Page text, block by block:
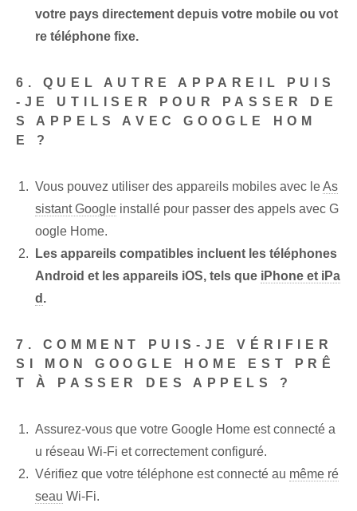
votre pays directement depuis votre mobile ou vot
re téléphone fixe.
6. QUEL AUTRE APPAREIL PUIS
-JE UTILISER POUR PASSER DE
S APPELS AVEC GOOGLE HOM
E ?
Vous pouvez utiliser des appareils mobiles avec leAs
sistant Google installé pour passer des appels avec G
oogle Home.
Les appareils compatibles incluent les téléphones
Android et les appareils iOS, tels que iPhone et iPa
d .
7. COMMENT PUIS-JE VÉRIFIER
SI MON GOOGLE HOME EST PRÊ
T À PASSER DES APPELS ?
Assurez-vous que votre Google Home est connecté a
u réseau Wi-Fi et correctement configuré.
Vérifiez que votre téléphone est connecté au même ré
seau Wi-Fi.